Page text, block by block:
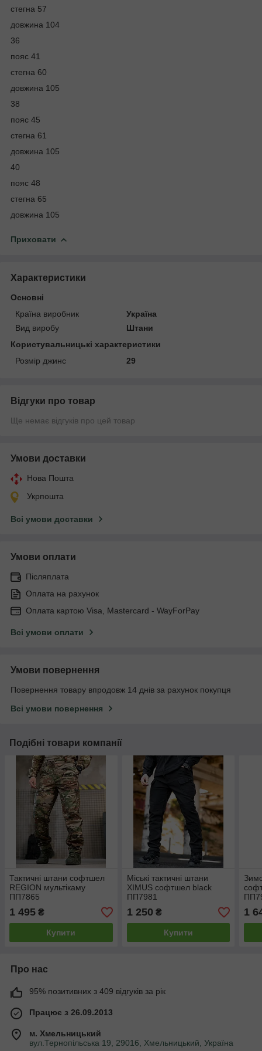
стегна 57
довжина 104
36
пояс 41
стегна 60
довжина 105
38
пояс 45
стегна 61
довжина 105
40
пояс 48
стегна 65
довжина 105
Приховати
Характеристики
Основні
Країна виробник
Україна
Вид виробу
Штани
Користувальницькі характеристики
Розмір джинс
29
Відгуки про товар
Ще немає відгуків про цей товар
Умови доставки
Нова Пошта
Укрпошта
Всі умови доставки
Умови оплати
Післяплата
Оплата на рахунок
Оплата картою Visa, Mastercard - WayForPay
Всі умови оплати
Умови повернення
Повернення товару впродовж 14 днів за рахунок покупця
Всі умови повернення
Подібні товари компанії
Тактичні штани софтшел
REGION мультікаму
ПП7865
1 495 ₴
Купити
Міські тактичні штани
XIMUS софтшел black
ПП7981
1 250 ₴
Купити
1
Про нас
95% позитивних з 409 відгуків за рік
Працює з 26.09.2013
м. Хмельницький
вул.Тернопільська 19, 29016, Хмельницький, Україна